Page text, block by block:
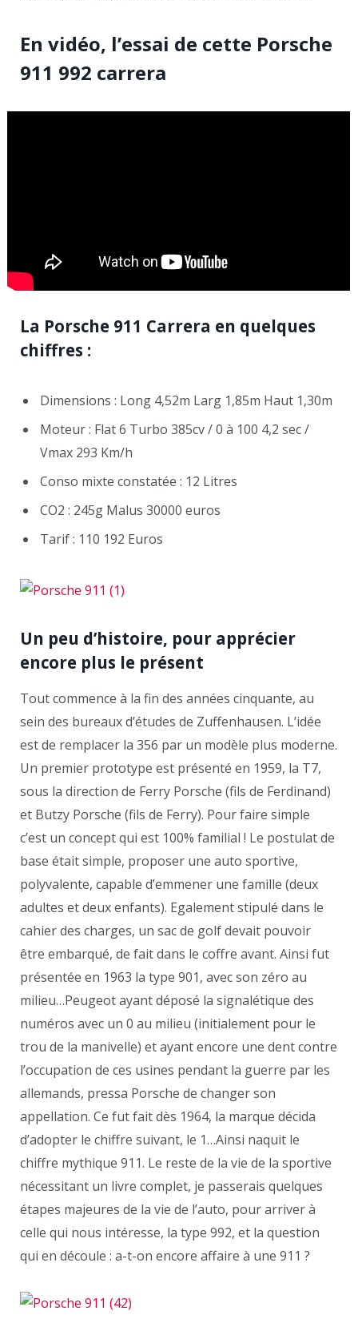
En vidéo, l’essai de cette Porsche
911 992 carrera
La Porsche 911 Carrera en quelques
chiffres :
Dimensions : Long 4,52m Larg 1,85m Haut 1,30m
Moteur : Flat 6 Turbo 385cv / 0 à 100 4,2 sec /
Vmax 293 Km/h
Conso mixte constatée : 12 Litres
CO2 : 245g Malus 30000 euros
Tarif : 110 192 Euros
Un peu d’histoire, pour apprécier
encore plus le présent
Tout commence à la fin des années cinquante, au
sein des bureaux d’études de Zuffenhausen. L’idée
est de remplacer la 356 par un modèle plus moderne.
Un premier prototype est présenté en 1959, la T7,
sous la direction de Ferry Porsche (fils de Ferdinand)
et Butzy Porsche (fils de Ferry). Pour faire simple
c’est un concept qui est 100% familial ! Le postulat de
base était simple, proposer une auto sportive,
polyvalente, capable d’emmener une famille (deux
adultes et deux enfants). Egalement stipulé dans le
cahier des charges, un sac de golf devait pouvoir
être embarqué, de fait dans le coffre avant. Ainsi fut
présentée en 1963 la type 901, avec son zéro au
milieu…Peugeot ayant déposé la signalétique des
numéros avec un 0 au milieu (initialement pour le
trou de la manivelle) et ayant encore une dent contre
l’occupation de ces usines pendant la guerre par les
allemands, pressa Porsche de changer son
appellation. Ce fut fait dès 1964, la marque décida
d’adopter le chiffre suivant, le 1…Ainsi naquit le
chiffre mythique 911. Le reste de la vie de la sportive
nécessitant un livre complet, je passerais quelques
étapes majeures de la vie de l’auto, pour arriver à
celle qui nous intéresse, la type 992, et la question
qui en découle : a-t-on encore affaire à une 911 ?